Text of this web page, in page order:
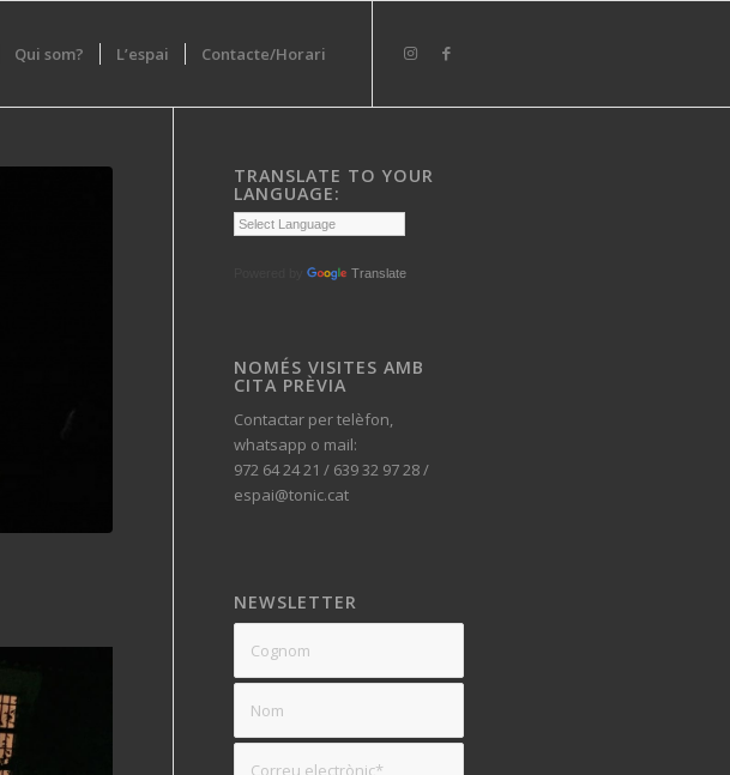
Qui som? L’espai Contacte/Horari
TRANSLATE TO YOUR
LANGUAGE:
Translate
NOMÉS VISITES AMB
CITA PRÈVIA
Contactar per telèfon,
whatsapp o mail:
972 64 24 21 / 639 32 97 28 /
espai@tonic.cat
NEWSLETTER